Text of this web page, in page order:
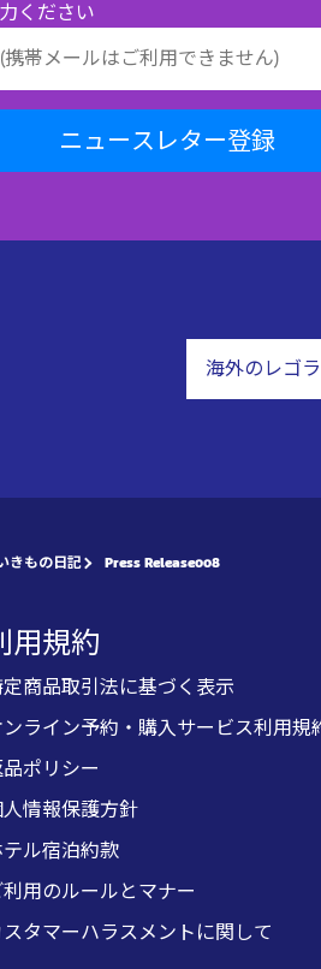
ください
ニュースレター登録
海外のレゴ
きもの日記 Press Release008
用規約
定商品取引法に基づく表示
ンライン予約・購入サービス利用規
ポリシー
人情報保護方針
テル宿泊約款
利用のルールとマナー
スタマーハラスメントに関して